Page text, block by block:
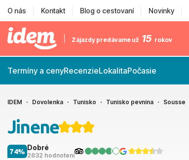
O nás Kontakt Blog o cestovaní Novinky
Zájazdy predávame už 15 rokov
Termíny a cenyRecenzieLokalitaPočasie
IDEM Dovolenka Tunisko Tunisko pevnina Sousse
Jinene
Dobré
2632 hodnotení
74%